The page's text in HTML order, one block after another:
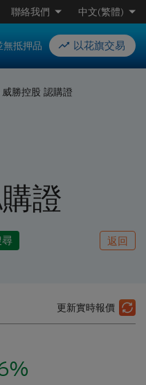
聯絡我們 中文(繁體)
無抵押品 以花旗交易
勝控股 認購證
證
尋 返回
更新實時報價